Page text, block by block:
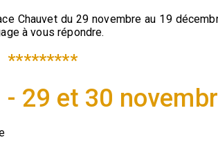
Chauvet du 29 novembre au 19
à vous répondre.
*********
29 et 30